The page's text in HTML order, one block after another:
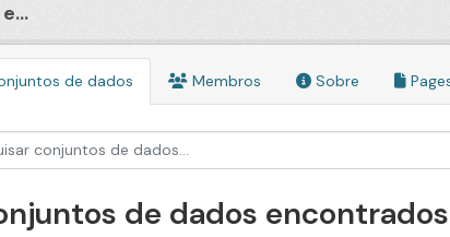
de dados Membros Sobre
de dados encontrados